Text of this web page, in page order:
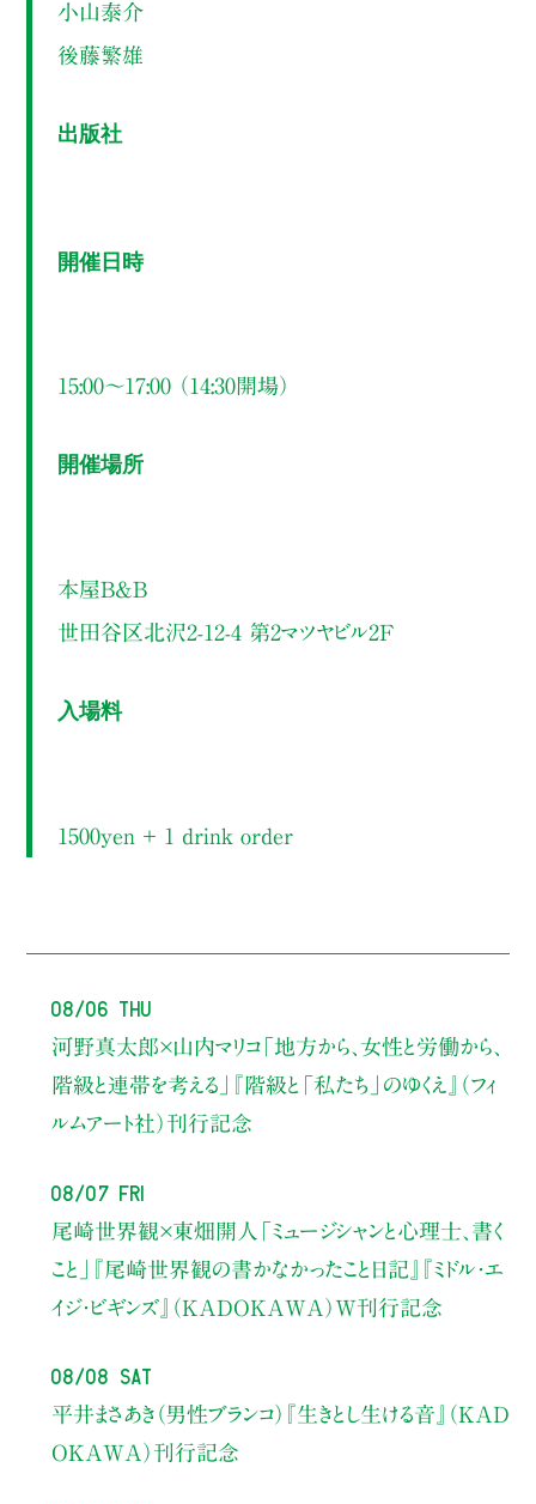
小山泰介
後藤繁雄
出版社
開催日時
15:00～17:00 （14:30開場）
開催場所
本屋B&B
世田谷区北沢2-12-4 第2マツヤビル2F
入場料
1500yen ＋ 1 drink order
08/06 Thu
河野真太郎×山内マリコ「地方から、女性と労働から、
階級と連帯を考える」
『階級と「私たち」のゆくえ』（フィ
ルムアート社）刊行記念
08/07 Fri
尾崎世界観×東畑開人
「ミュージシャンと心理士、書く
こと」
『尾崎世界観の書かなかったこと日記』『ミドル・エ
イジ・ビギンズ』（KADOKAWA）W刊行記念
08/08 Sat
平井まさあき（男性ブランコ） 『生きとし生ける音』（KAD
OKAWA）刊行記念